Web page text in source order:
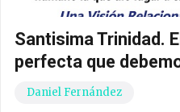
Santisima Trinidad.
perfecta que
Daniel Fernández